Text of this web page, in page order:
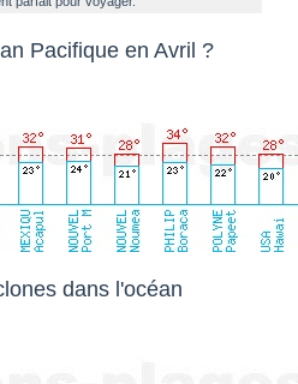
Pacifique en Avril ?
dans l'océan